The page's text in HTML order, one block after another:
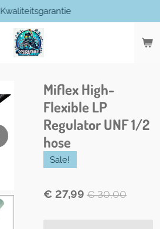
Kwaliteitsgarantie
Miflex High-
Flexible LP
Regulator UNF 1/2
hose
Sale!
€ 27,99 € 30,00